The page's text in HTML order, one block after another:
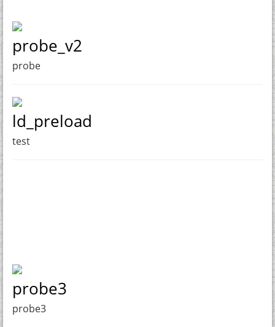
probe_v2
probe
ld_preload
test
probe3
probe3